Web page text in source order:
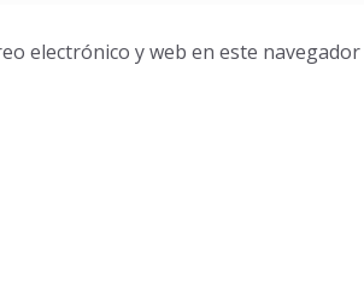
electrónico y web en este